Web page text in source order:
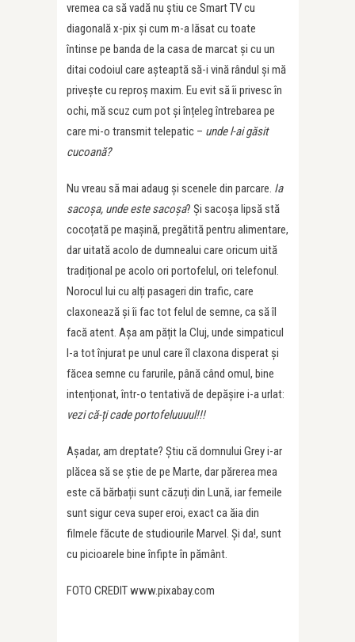
vremea ca să vadă nu știu ce Smart TV cu
diagonală x-pix și cum m-a lăsat cu toate
întinse pe banda de la casa de marcat și cu un
ditai codoiul care așteaptă să-i vină rândul și mă
privește cu reproș maxim. Eu evit să îi privesc în
ochi, mă scuz cum pot și înțeleg întrebarea pe
care mi-o transmit telepatic – unde l-ai găsit
cucoană?
Nu vreau să mai adaug și scenele din parcare. Ia
sacoșa, unde este sacoșa? Și sacoșa lipsă stă
cocoțată pe mașină, pregătită pentru alimentare,
dar uitată acolo de dumnealui care oricum uită
tradițional pe acolo ori portofelul, ori telefonul.
Norocul lui cu alți pasageri din trafic, care
claxonează și îi fac tot felul de semne, ca să îl
facă atent. Așa am pățit la Cluj, unde simpaticul
l-a tot înjurat pe unul care îl claxona disperat și
făcea semne cu farurile, până când omul, bine
intenționat, într-o tentativă de depășire i-a urlat:
vezi că-ți cade portofeluuuul!!!
Așadar, am dreptate? Știu că domnului Grey i-ar
plăcea să se știe de pe Marte, dar părerea mea
este că bărbații sunt căzuți din Lună, iar femeile
sunt sigur ceva super eroi, exact ca ăia din
filmele făcute de studiourile Marvel. Şi da!, sunt
cu picioarele bine înfipte în pământ.
FOTO CREDIT www.pixabay.com